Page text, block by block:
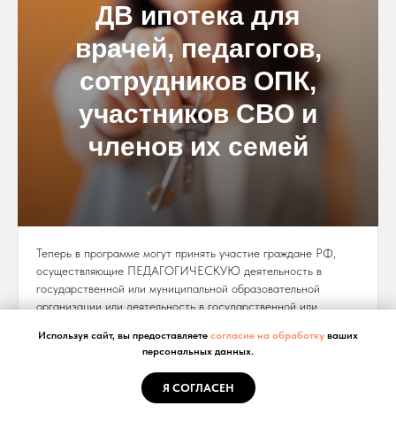
ДВ ипотека для
врачей, педагогов,
сотрудников ОПК,
участников СВО и
членов их семей
Теперь в программе могут принять участие граждане РФ,
осуществляющие ПЕДАГОГИЧЕСКУЮ деятельность в
государственной или муниципальной образовательной
организации или деятельность в государственной или
должность работника медицинской организации не имеет
значение), расположенной в ДФО. А также сотрудники ОПК,
участники СВО и члены их семей.
Используя сайт, вы предоставляете согласие на обработку ваших
персональных данных.
Я СОГЛАСЕН